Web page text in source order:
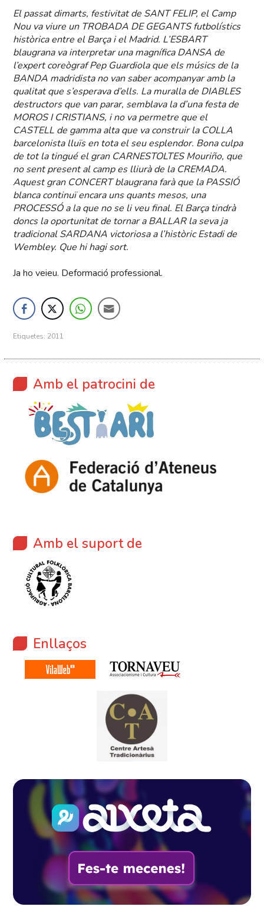
El passat dimarts, festivitat de SANT FELIP, el Camp
Nou va viure un TROBADA DE GEGANTS futbolístics
històrica entre el Barça i el Madrid. L’ESBART
blaugrana va interpretar una magnífica DANSA de
l’expert coreògraf Pep Guardiola que els músics de la
BANDA madridista no van saber acompanyar amb la
qualitat que s’esperava d’ells. La muralla de DIABLES
destructors que van parar, semblava la d’una festa de
MOROS I CRISTIANS, i no va permetre que el
CASTELL de gamma alta que va construir la COLLA
barcelonista lluïs en tota el seu esplendor. Bona culpa
de tot la tingué el gran CARNESTOLTES Mouriño, que
no sent present al camp es lliurà de la CREMADA.
Aquest gran CONCERT blaugrana farà que la PASSIÓ
blanca continuï encara uns quants mesos, una
PROCESSÓ a la que no se li veu final. El Barça tindrà
doncs la oportunitat de tornar a BALLAR la seva ja
tradicional SARDANA victoriosa a l’històric Estadi de
Wembley. Que hi hagi sort.
Ja ho veieu. Deformació professional.
Etiquetes: 2011
Amb el patrocini de
Amb el suport de
Enllaços